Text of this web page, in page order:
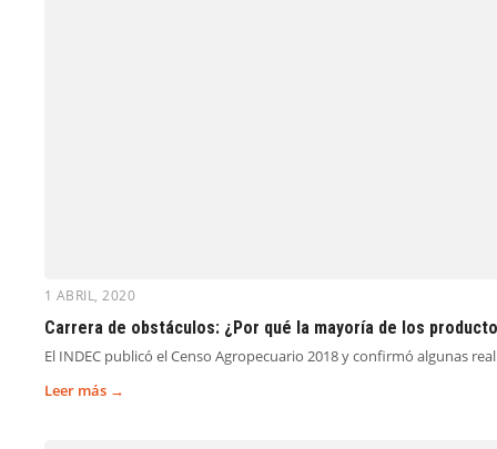
1 ABRIL, 2020
Carrera de obstáculos: ¿Por qué la mayoría de los
El INDEC publicó el Censo Agropecuario 2018 y confirmó algunas
Leer más →